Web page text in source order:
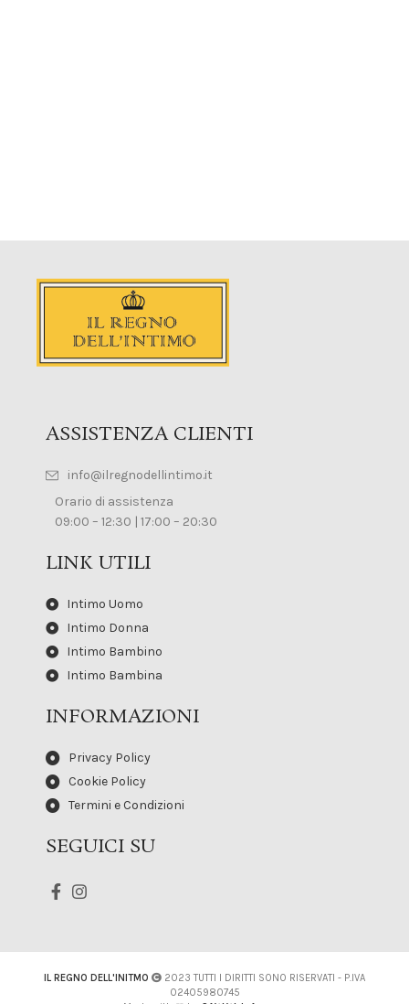
ASSISTENZA CLIENTI
info@ilregnodellintimo.it
Orario di assistenza
09:00 – 12:30 | 17:00 – 20:30
LINK UTILI
Intimo Uomo
Intimo Donna
Intimo Bambino
Intimo Bambina
INFORMAZIONI
Privacy Policy
Cookie Policy
Termini e Condizioni
SEGUICI SU
IL REGNO DELL'INITMO
2023 TUTTI I DIRITTI SONO RISERVATI - P.IVA
02405980745